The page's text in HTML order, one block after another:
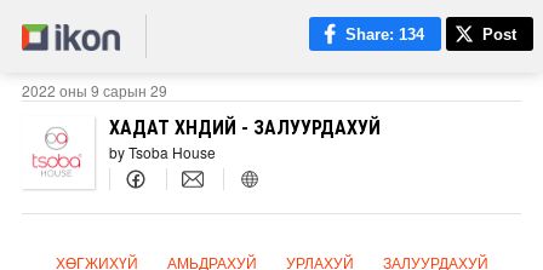
Share: 134 Post
2022 оны 9 сарын 29
ХАДАТ ХӨНДИЙ - ЗАЛУУРДАХУЙ
by Tsoba House
ХӨГЖИХҮЙ АМЬДРАХУЙ УРЛАХУЙ ЗАЛУУРДАХУЙ